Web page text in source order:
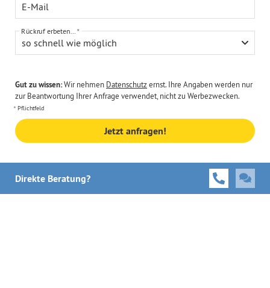
E-Mail
so schnell wie möglich
Rückruf erbeten...
Gut zu wissen:Wir nehmen Datenschutzernst. Ihre Angaben werden nur
zur Beantwortung Ihrer Anfrage verwendet, nicht zu Werbezwecken.
Pflichtfeld
Jetzt anfragen!
Direkte Beratung?